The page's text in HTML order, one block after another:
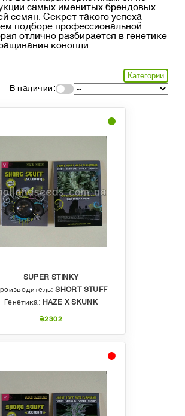
самых именитых брендовых
семян. Секрет такого успеха
подборе профессиональной
отлично разбирается в генетике
конопли.
Категории
В наличии:
SUPER STINKY
SHORT STUFF
Генетика: HAZE Х SKUNK
₴2302